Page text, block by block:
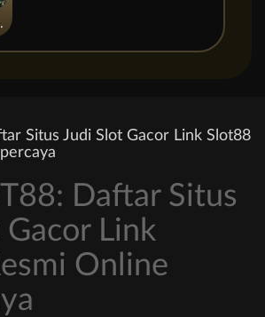
Situs Judi Slot Gacor Link Slot88
Daftar Situs
Link
Online